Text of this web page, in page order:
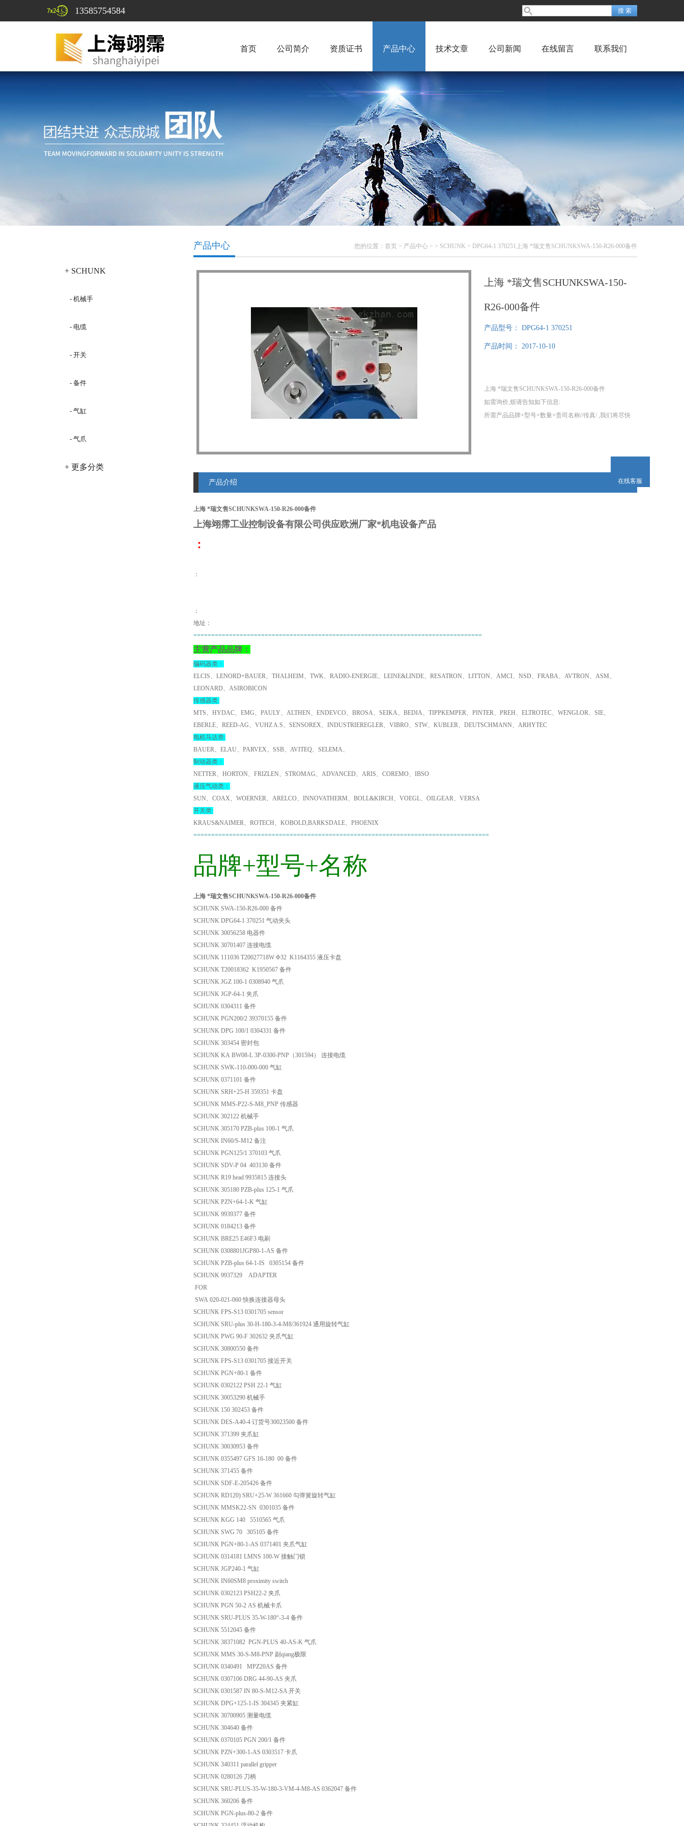
13585754584
首页 公司简介 资质证书 产品中心 技术文章 公司新闻 在线留言 联系我们
+ SCHUNK
- 机械手
- 电缆
- 开关
- 备件
- 气缸
- 气爪
+ 更多分类
您的位置： 首页 > 产品中心 > > SCHUNK > DPG64-1 370251上海 *瑞文售SCHUNKSWA-150-R26-000备件
产品中心
上海 *瑞文售SCHUNKSWA-150-
R26-000备件
产品型号： DPG64-1 370251
产品时间： 2017-10-10
上海 *瑞文售SCHUNKSWA-150-R26-000备件
如需询价,烦请告知如下信息:
所需产品品牌+型号+数量+贵司名称//传真/ ,我们将尽快
3、只要是欧盟国家的产品，我们可以为您询价并采购！
产品介绍
上海 *瑞文售SCHUNKSWA-150-R26-000备件
上海翊霈工业控制设备有限公司供应欧洲厂家*机电设备产品
：
：
：
地址：
=================================================================================
主营产品品牌：
编码器类：
ELCIS、LENORD+BAUER、THALHEIM、TWK、RADIO-ENERGIE、LEINE&LINDE、RESATRON、LITTON、AMCI、NSD、FRABA、AVTRON、ASM、
LEONARD、ASIROBICON
传感器类:
MTS、HYDAC、EMG、PAULY、ALTHEN、ENDEVCO、BROSA、SEIKA、BEDIA、TIPPKEMPER、PINTER、PREH、ELTROTEC、WENGLOR、SIE、
EBERLE、REED-AG、VUHZ A.S、SENSOREX、INDUSTRIEREGLER、VIBRO、STW、KUBLER、DEUTSCHMANN、ARHYTEC
电机马达类:
BAUER、ELAU、PARVEX、SSB、AVITEQ、SELEMA、
制动器类：
NETTER、HORTON、FRIZLEN、STROMAG、ADVANCED、ARIS、COREMO、IBSO
液压气动类：
SUN、COAX、WOERNER、ARELCO、INNOVATHERM、BOLL&KIRCH、VOEGL、OILGEAR、VERSA
开关类:
KRAUS&NAIMER、ROTECH、KOBOLD,BARKSDALE、PHOENIX
===================================================================================
品牌+型号+名称
上海 *瑞文售SCHUNKSWA-150-R26-000备件
SCHUNK SWA-150-R26-000 备件
SCHUNK DPG64-1 370251 气动夹头
SCHUNK 30056258 电器件
SCHUNK 30701407 连接电缆
SCHUNK 111036 T20027718W Φ32 K1164355 液压卡盘
SCHUNK T20018362 K1950567 备件
SCHUNK JGZ 100-1 0308940 气爪
SCHUNK JGP-64-1 夹爪
SCHUNK 0304311 备件
SCHUNK PGN200/2 39370155 备件
SCHUNK DPG 100/1 0304331 备件
SCHUNK 303454 密封包
SCHUNK KA BW08-L 3P-0300-PNP（301594） 连接电缆
SCHUNK SWK-110-000-000 气缸
SCHUNK 0371101 备件
SCHUNK SRH+25-H 359351 卡盘
SCHUNK MMS-P22-S-M8_PNP 传感器
SCHUNK 302122 机械手
SCHUNK 305170 PZB-plus 100-1 气爪
SCHUNK IN60/S-M12 备注
SCHUNK PGN125/1 370103 气爪
SCHUNK SDV-P 04 403130 备件
SCHUNK R19 head 9935815 连接头
SCHUNK 305180 PZB-plus 125-1 气爪
SCHUNK PZN+64-1-K 气缸
SCHUNK 9939377 备件
SCHUNK 0184213 备件
SCHUNK BRE25 E46F3 电刷
SCHUNK 0308801JGP80-1-AS 备件
SCHUNK PZB-plus 64-1-IS 0305154 备件
SCHUNK 9937329 ADAPTER
FOR
SWA 020-021-060 快换连接器母头
SCHUNK FPS-S13 0301705 sensor
SCHUNK SRU-plus 30-H-180-3-4-M8/361924 通用旋转气缸
SCHUNK PWG 90-F 302632 夹爪气缸
SCHUNK 30800550 备件
SCHUNK FPS-S13 0301705 接近开关
SCHUNK PGN+80-1 备件
SCHUNK 0302122 PSH 22-1 气缸
SCHUNK 30053290 机械手
SCHUNK 150 302453 备件
SCHUNK DES-A40-4 订货号30023500 备件
SCHUNK 371399 夹爪缸
SCHUNK 30030953 备件
SCHUNK 0355497 GFS 16-180 00 备件
SCHUNK 371455 备件
SCHUNK SDF-E-205426 备件
SCHUNK RD120) SRU+25-W 361660 勾弹簧旋转气缸
SCHUNK MMSK22-SN 0301035 备件
SCHUNK KGG 140 5510565 气爪
SCHUNK SWG 70 305105 备件
SCHUNK PGN+80-1-AS 0371401 夹爪气缸
SCHUNK 0314181 LMNS 100-W 接触门锁
SCHUNK JGP240-1 气缸
SCHUNK IN60SM8 proximity switch
SCHUNK 0302123 PSH22-2 夹爪
SCHUNK PGN 50-2 AS 机械卡爪
SCHUNK SRU-PLUS 35-W-180°-3-4 备件
SCHUNK 5512045 备件
SCHUNK 38371082 PGN-PLUS 40-AS-K 气爪
SCHUNK MMS 30-S-M8-PNP 副qiang极限
SCHUNK 0340491 MPZ20AS 备件
SCHUNK 0307106 DRG 44-90-AS 夹爪
SCHUNK 0301587 IN 80-S-M12-SA 开关
SCHUNK DPG+125-1-IS 304345 夹紧缸
SCHUNK 30700905 测量电缆
SCHUNK 304640 备件
SCHUNK 0370105 PGN 200/1 备件
SCHUNK PZN+300-1-AS 0303517 卡爪
SCHUNK 340311 parallel gripper
SCHUNK 0280126 刀柄
SCHUNK SRU-PLUS-35-W-180-3-VM-4-M8-AS 0362047 备件
SCHUNK 360206 备件
SCHUNK PGN-plus-80-2 备件
在线客服